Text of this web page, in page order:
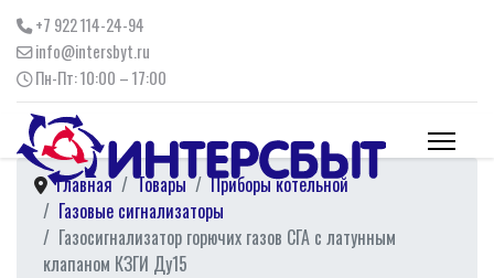
+7 922 114-24-94
info@intersbyt.ru
Пн-Пт: 10:00 – 17:00
Главная Товары
Приборы котельной
Газовые сигнализаторы
Газосигнализатор горючих газов СГА с латунным
клапаном КЗГИ Ду15